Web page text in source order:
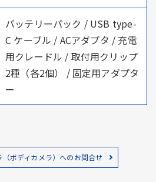
バッテリーパック / USB type-
C ケーブル / ACアダプタ / 充電
用クレードル / 取付用クリップ
2種（各2個） / 固定用アダプタ
ー
（ボディカメラ）へのお問合せ